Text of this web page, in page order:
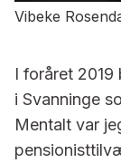
Vibeke
I foråret
i Svanninge
Mentalt var